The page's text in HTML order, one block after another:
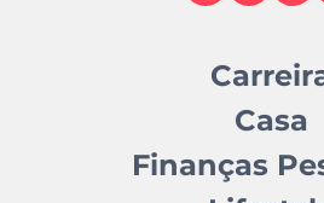
Casa
Finanças